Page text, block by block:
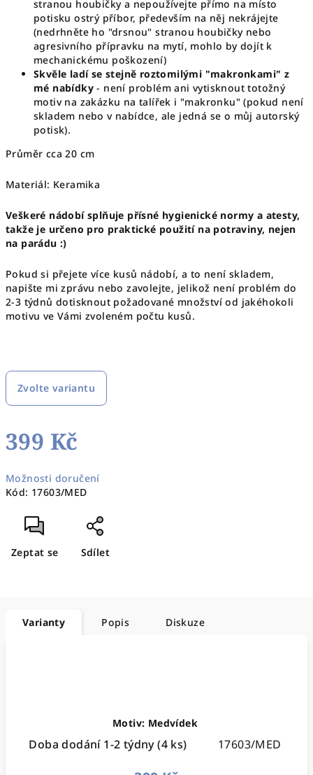
stranou houbičky a nepoužívejte přímo na místo
potisku ostrý příbor, především na něj nekrájejte
(nedrhněte ho "drsnou" stranou houbičky nebo
agresivního přípravku na mytí, mohlo by dojít k
mechanickému poškození)
Skvěle ladí se stejně roztomilými "makronkami" z
mé nabídky - není problém ani vytisknout totožný
motiv na zakázku na talířek i "makronku" (pokud není
skladem nebo v nabídce, ale jedná se o můj autorský
potisk).
Průměr cca 20 cm
Materiál: Keramika
Veškeré nádobí splňuje přísné hygienické normy a atesty,
takže je určeno pro praktické použití na potraviny, nejen
na parádu :)
Pokud si přejete více kusů nádobí, a to není skladem,
napište mi zprávu nebo zavolejte, jelikož není problém do
2-3 týdnů dotisknout požadované množství od jakéhokoli
motivu ve Vámi zvoleném počtu kusů.
Zvolte variantu
399 Kč
cena:
Možnosti doručení
Kód: 17603/MED
Zeptat se Sdílet
Varianty Popis Diskuze
Motiv: Medvídek
Doba dodání 1-2 týdny(4 ks) 17603/MED